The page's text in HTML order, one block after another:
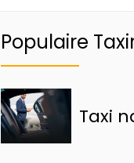
Populaire
Taxi